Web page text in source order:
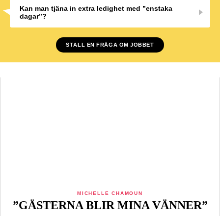
Kan man tjäna in extra ledighet med ”enstaka
dagar”?
STÄLL EN FRÅGA OM JOBBET
MICHELLE CHAMOUN
”GÄSTERNA BLIR MINA VÄNNER”